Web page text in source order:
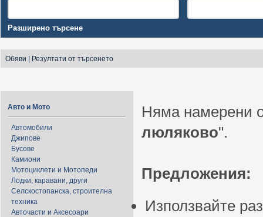
Разширено търсене
Обяви Резултати от търсенето
Авто и Мото
Автомобили
Джипове
Бусове
Камиони
Мотоциклети и Мотопеди
Лодки, каравани, други
Селскостопанска, строителна
техника
Авточасти и Аксесоари
Няма намерени
люляково".
Предложения:
Използвайте